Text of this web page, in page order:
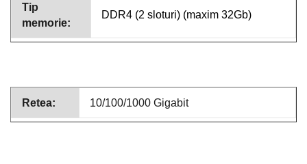
Tip
memorie:
DDR4 (2 sloturi) (maxim 32Gb)
Retea: 10/100/1000 Gigabit